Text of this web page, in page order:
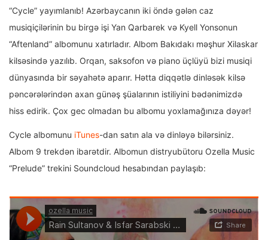
“Cycle” yayımlanıb! Azərbaycanın iki öndə gələn caz
musiqiçilərinin bu birgə işi Yan Qarbarek və Kyell Yonsonun
“Aftenland” albomunu xatırladır. Albom Bakıdakı məşhur Xilaskar
kilsəsində yazılıb. Orqan, saksofon və piano üçlüyü bizi musiqi
dünyasında bir səyahətə aparır. Hətta diqqətlə dinləsək kilsə
pəncərələrindən axan günəş şüalarının istiliyini bədənimizdə
hiss edirik. Çox gec olmadan bu albomu yoxlamağınıza dəyər!
Cycle albomunu iTunes-dan satın ala və dinləyə bilərsiniz.
Albom 9 trekdən ibarətdir. Albomun distryubütoru Ozella Music
“Prelude” trekini Soundcloud hesabından paylaşıb: